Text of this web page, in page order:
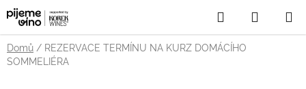
Přejít
na
obsah
Hledat
KOŠÍK
Domů / REZERVACE TERMÍNU NA KURZ DOMÁCÍHO
SOMMELIÉRA